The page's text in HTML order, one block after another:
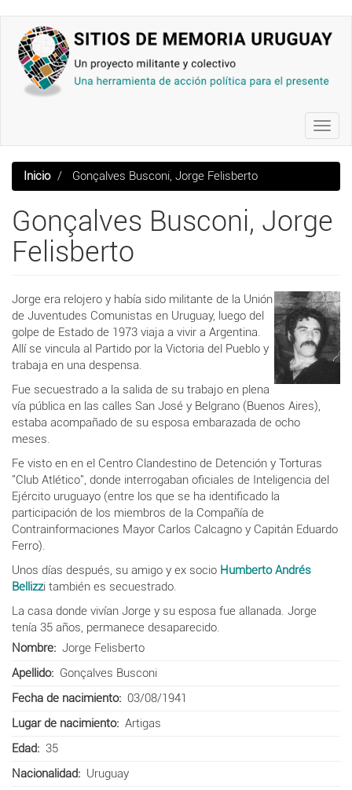
contenido
principal
Inicio Gonçalves Busconi, Jorge Felisberto
Gonçalves Busconi, Jorge
Felisberto
Jorge era relojero y había sido militante de la Unión
de Juventudes Comunistas en Uruguay, luego del
golpe de Estado de 1973 viaja a vivir a Argentina.
Allí se vincula al Partido por la Victoria del Pueblo y
trabaja en una despensa.
Fue secuestrado a la salida de su trabajo en plena
vía pública en las calles San José y Belgrano (Buenos Aires),
estaba acompañado de su esposa embarazada de ocho
meses.
Fe visto en en el Centro Clandestino de Detención y Torturas
"Club Atlético", donde interrogaban oficiales de Inteligencia del
Ejército uruguayo (entre los que se ha identificado la
participación de los miembros de la Compañía de
Contrainformaciones Mayor Carlos Calcagno y Capitán Eduardo
Ferro).
Unos días después, su amigo y ex socio Humberto Andrés
Bellizzi también es secuestrado.
La casa donde vivían Jorge y su esposa fue allanada. Jorge
tenía 35 años, permanece desaparecido.
Nombre
Jorge Felisberto
Apellido
Gonçalves Busconi
Fecha de nacimiento
03/08/1941
Lugar de nacimiento
Artigas
Edad
35
Nacionalidad
Uruguay